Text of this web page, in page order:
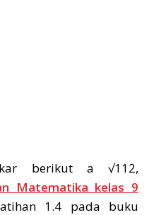
berikut a √112,
Matematika kelas 9
1.4 pada buku